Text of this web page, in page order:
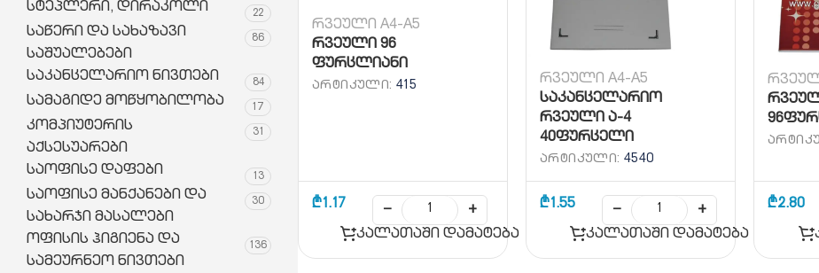
სტეპლერი, დირაკოლი 22
საწერი და სახაზავი
საშუალებები
86
საკანცელარიო ნივთები 84
სამაგიდე მოწყობილობა 17
კომპიუტერის
აქსესუარები
31
საოფისე დაფები 13
საოფისე მანქანები და
სახარჯი მასალები
30
ოფისის ჰიგიენა და
სამეურნეო ნივთები
136
რვეული A4-A5
რვეული 96
ფურცლიანი
ᲐᲠᲢᲘᲙᲣᲚᲘ: 415
₾1.17 −
+
კალათაში დამატება
რვეული A4-A5
საკანცელარიო
რვეული ა-4
40ფურცელი
ᲐᲠᲢᲘᲙᲣᲚᲘ: 4540
₾1.55 −
+
კალათაში დამატება
₾2.80